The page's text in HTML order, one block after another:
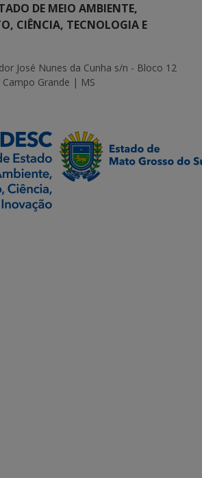
DE MEIO AMBIENTE,
CIÊNCIA, TECNOLOGIA E
José Nunes da Cunha s/n - Bloco 12
Grande | MS